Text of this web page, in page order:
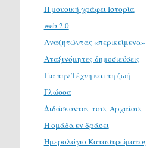
H μουσική γράφει Ιστορία
web 2.0
Αναζητώντας «περικείμενα»
Αταξινόμητες δημοσιεύσεις
Για την Τέχνη και τη ζωή
Γλώσσα
Διδάσκοντας τους Αρχαίους
Η ομάδα εν δράσει
Ημερολόγιο Καταστρώματος